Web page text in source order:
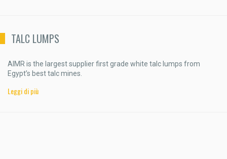
TALC LUMPS
AIMR is the largest supplier first grade white talc lumps from
Egypt’s best talc mines.
Leggi di più